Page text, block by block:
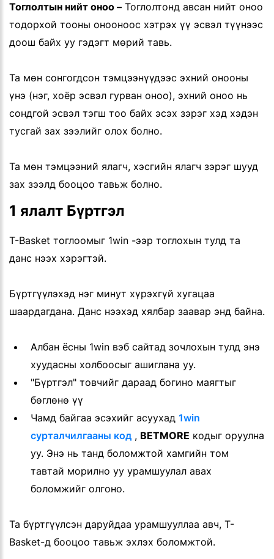
Тоглолтын нийт оноо – Тоглолтонд авсан нийт оноо
тодорхой тооны онооноос хэтрэх үү эсвэл түүнээс
доош байх уу гэдэгт мөрий тавь.
Та мөн сонгогдсон тэмцээнүүдээс эхний онооны
үнэ (нэг, хоёр эсвэл гурван оноо), эхний оноо нь
сондгой эсвэл тэгш тоо байх эсэх зэрэг хэд хэдэн
тусгай зах зээлийг олох болно.
Та мөн тэмцээний ялагч, хэсгийн ялагч зэрэг шууд
зах зээлд бооцоо тавьж болно.
1 ялалт Бүртгэл
T-Basket тоглоомыг 1win -ээр тоглохын тулд та
данс нээх хэрэгтэй.
Бүртгүүлэхэд нэг минут хүрэхгүй хугацаа
шаардагдана. Данс нээхэд хялбар заавар энд байна.
Албан ёсны 1win вэб сайтад зочлохын тулд энэ
хуудасны холбоосыг ашиглана уу.
"Бүртгэл" товчийг дараад богино маягтыг
бөглөнө үү
Чамд байгаа эсэхийг асуухад 1win
сурталчилгааны код , BETMORE кодыг оруулна
уу. Энэ нь танд боломжтой хамгийн том
тавтай морилно уу урамшуулал авах
боломжийг олгоно.
Та бүртгүүлсэн даруйдаа урамшууллаа авч, T-
Basket-д бооцоо тавьж эхлэх боломжтой.